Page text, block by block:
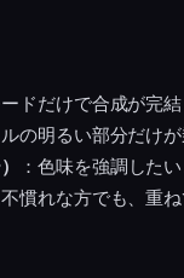
ドだけで合成が完
の明るい部分だけ
：色味を強調した
慣れな方でも、重